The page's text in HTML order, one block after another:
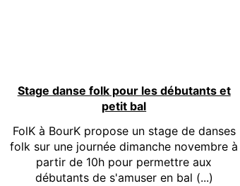
Stage danse folk pour les débutants et
petit bal
FolK à BourK propose un stage de danses
folk sur une journée dimanche novembre à
partir de 10h pour permettre aux
débutants de s'amuser en bal (...)